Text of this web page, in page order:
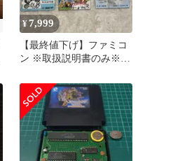
¥7,999
【最終値下げ】ファミコ
ン ※取扱説明書のみ※